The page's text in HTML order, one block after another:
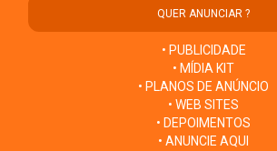
QUER ANUNCIAR ?
• PUBLICIDADE
• MÍDIA KIT
• PLANOS DE ANÚNCIO
• WEB SITES
• DEPOIMENTOS
• ANUNCIE AQUI